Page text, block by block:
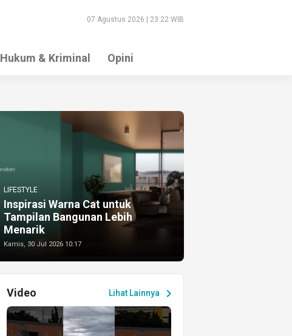
07 Agustus 2026 | 23:22 WIB
Hukum & Kriminal Opini
LIFESTYLE
Inspirasi Warna Cat untuk
Tampilan Bangunan Lebih
Menarik
Kamis, 30 Jul 2026 10:17
Lihat Lainnya chevron_right
Video